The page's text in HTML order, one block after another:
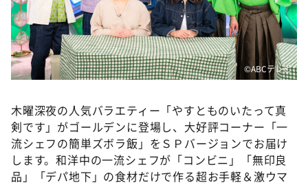
ポツンと一軒家
ザキ山小屋本館
ぺこぱのまるスポ
アナ回覧板
©️ABCテレビ
木曜深夜の人気バラエティー「やすとものいたって真
剣です」がゴールデンに登場し、大好評コーナー「一
流シェフの簡単ズボラ飯」をＳＰバージョンでお届け
します。和洋中の一流シェフが「コンビニ」「無印良
品」「デパ地下」の食材だけで作る超お手軽＆激ウマ